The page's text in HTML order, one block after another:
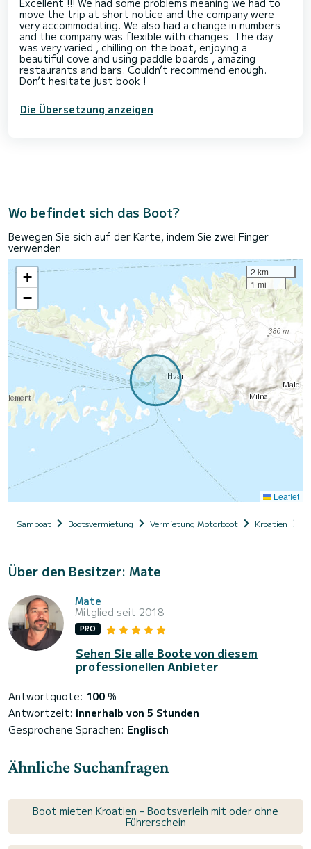
move the trip at short notice and the company were
very accommodating. We also had a change in numbers
and the company was flexible with changes. The day
was very varied , chilling on the boat, enjoying a
beautiful cove and using paddle boards , amazing
restaurants and bars. Couldn’t recommend enough.
Don’t hesitate just book !
Die Übersetzung anzeigen
Wo befindet sich das Boot?
Bewegen Sie sich auf der Karte, indem Sie zwei Finger
verwenden
+
−
2 km
1 mi
Leaflet
Samboat Bootsvermietung Vermietung Motorboot Kroatien
Über den Besitzer: Mate
Mate
Mitglied seit 2018
PRO
Sehen Sie alle Boote von diesem
professionellen Anbieter
Antwortquote: 100 %
Antwortzeit: innerhalb von 5 Stunden
Gesprochene Sprachen: Englisch
Ähnliche Suchanfragen
Boot mieten Kroatien – Bootsverleih mit oder ohne
Führerschein